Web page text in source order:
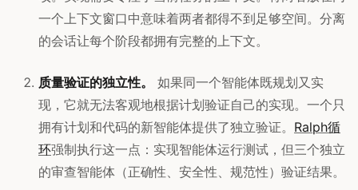
一个上下文窗口中意味着两者都得不到足够空间。分离
的会话让每个阶段都拥有完整的上下文。
质量验证的独立性。
如果同一个智能体既规划又实
现，它就无法客观地根据计划验证自己的实现。一个只
拥有计划和代码的新智能体提供了独立验证。 Ralph循
环强制执行这一点：实现智能体运行测试，但三个独立
的审查智能体（正确性、安全性、规范性）验证结果。